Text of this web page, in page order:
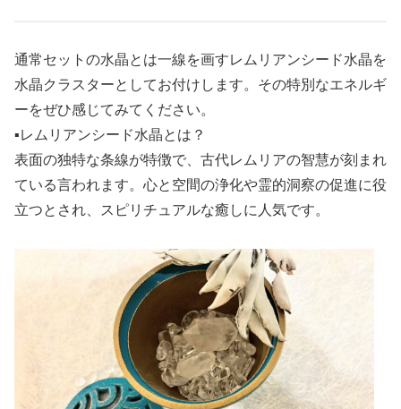
通常セットの水晶とは一線を画すレムリアンシード水晶を
水晶クラスターとしてお付けします。その特別なエネルギ
ーをぜひ感じてみてください。
▪️レムリアンシード水晶とは？
表面の独特な条線が特徴で、古代レムリアの智慧が刻まれ
ている言われます。心と空間の浄化や霊的洞察の促進に役
立つとされ、スピリチュアルな癒しに人気です。